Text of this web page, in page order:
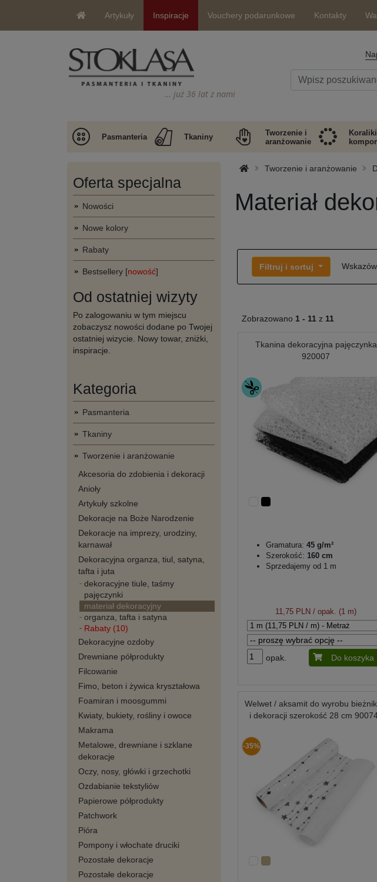
Artykuły Inspiracje Vouchery podarunkowe Kontakty
… już 36 lat z nami
Pasmanteria Tkaniny
Tworzenie i
aranżowanie
Oferta specjalna
Nowości
Nowe kolory
Rabaty
Bestsellery [nowość]
Od ostatniej wizyty
Po zalogowaniu w tym miejscu
zobaczysz nowości dodane po Twojej
ostatniej wizycie. Nowy towar, zniżki,
inspiracje.
Kategoria
Pasmanteria
Tkaniny
Tworzenie i aranżowanie
Akcesoria do zdobienia i dekoracji
Anioły
Artykuły szkolne
Dekoracje na Boże Narodzenie
Dekoracje na imprezy, urodziny,
karnawał
Dekoracyjna organza, tiul, satyna,
tafta i juta
dekoracyjne tiule, taśmy
pajęczynki
materiał dekoracyjny
organza, tafta i satyna
Rabaty (10)
Dekoracyjne ozdoby
Drewniane półprodukty
Filcowanie
Fimo, beton i żywica kryształowa
Foamiran i moosgummi
Kwiaty, bukiety, rośliny i owoce
Makrama
Metalowe, drewniane i szklane
dekoracje
Oczy, nosy, główki i grzechotki
Ozdabianie tekstyliów
Papierowe półprodukty
Patchwork
Pióra
Pompony i włochate druciki
Pozostałe dekoracje
Pozostałe dekoracje
Tworzenie i aranżowanie
Materiał
Filtruj i sortuj
Zobrazowano 1 - 11 z 11
Tkanina dekoracyjna pajęczynka
920007
Gramatura: 45 g/m²
Szerokość: 160 cm
Sprzedajemy od 1 m
11,75 PLN / opak. (1 m)
opak. Do koszyka
Welwet / aksamit do wyrobu
i dekoracji szerokość 28 cm
-35%